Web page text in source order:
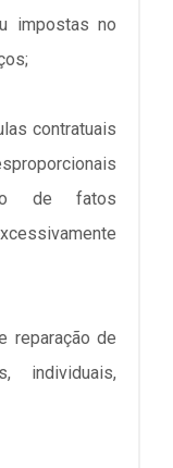
impostas no
contratuais
de fatos
de
individuais,